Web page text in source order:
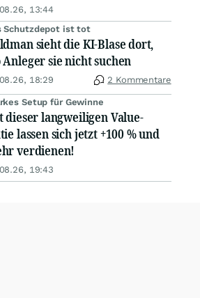
13:44
Schutzdepot ist tot
sieht die KI-Blase dort,
Anleger sie nicht suchen
18:29 2 Kommentare
Setup für Gewinne
dieser langweiligen Value-
lassen sich jetzt +100 % und
verdienen!
19:43